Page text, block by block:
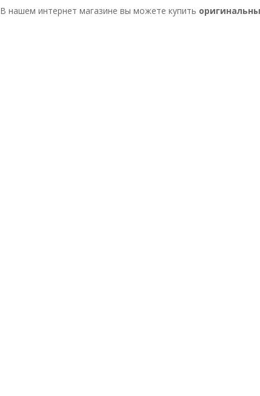
В нашем интернет магазине вы можете купить